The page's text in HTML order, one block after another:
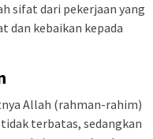
sifat dari pekerjaan yang
dan kebaikan kepada
Allah (rahman-rahim)
terbatas, sedangkan